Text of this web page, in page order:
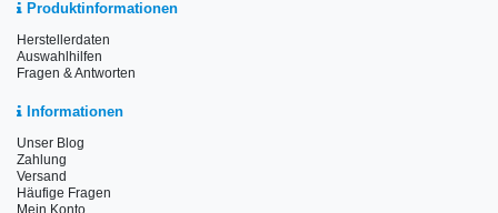
Produktinformationen
Herstellerdaten
Auswahlhilfen
Fragen & Antworten
Informationen
Unser Blog
Zahlung
Versand
Häufige Fragen
Mein Konto